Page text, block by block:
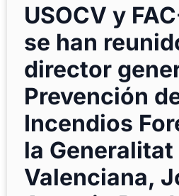
USOCV y
se han
director
Prevención
Incendios
la Generalitat
Valenciana,